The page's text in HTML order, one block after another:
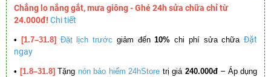
Chẳng lo nắng gắt, mưa giông - Ghé 24h sửa chữa chỉ từ
24.000đ! Chi tiết
• [1.7–31.8] Đặt lịch trước giảm đến10% chi phí sửa chữa Đặt
ngay
• [1.8–31.8] Tặng nón bảo hiểm 24hStore trị giá 240.000đ – Áp dụng